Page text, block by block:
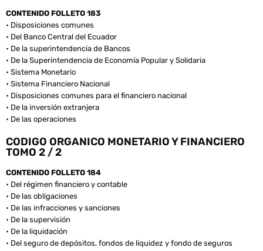
CONTENIDO FOLLETO 183
• Disposiciones comunes
• Del Banco Central del Ecuador
• De la superintendencia de Bancos
• De la Superintendencia de Economía Popular y Solidaria
• Sistema Monetario
• Sistema Financiero Nacional
• Disposiciones comunes para el financiero nacional
• De la inversión extranjera
• De las operaciones
CODIGO ORGANICO MONETARIO Y FINANCIERO
TOMO 2 / 2
CONTENIDO FOLLETO 184
• Del régimen financiero y contable
• De las obligaciones
• De las infracciones y sanciones
• De la supervisión
• De la liquidación
• Del seguro de depósitos, fondos de liquidez y fondo de seguros